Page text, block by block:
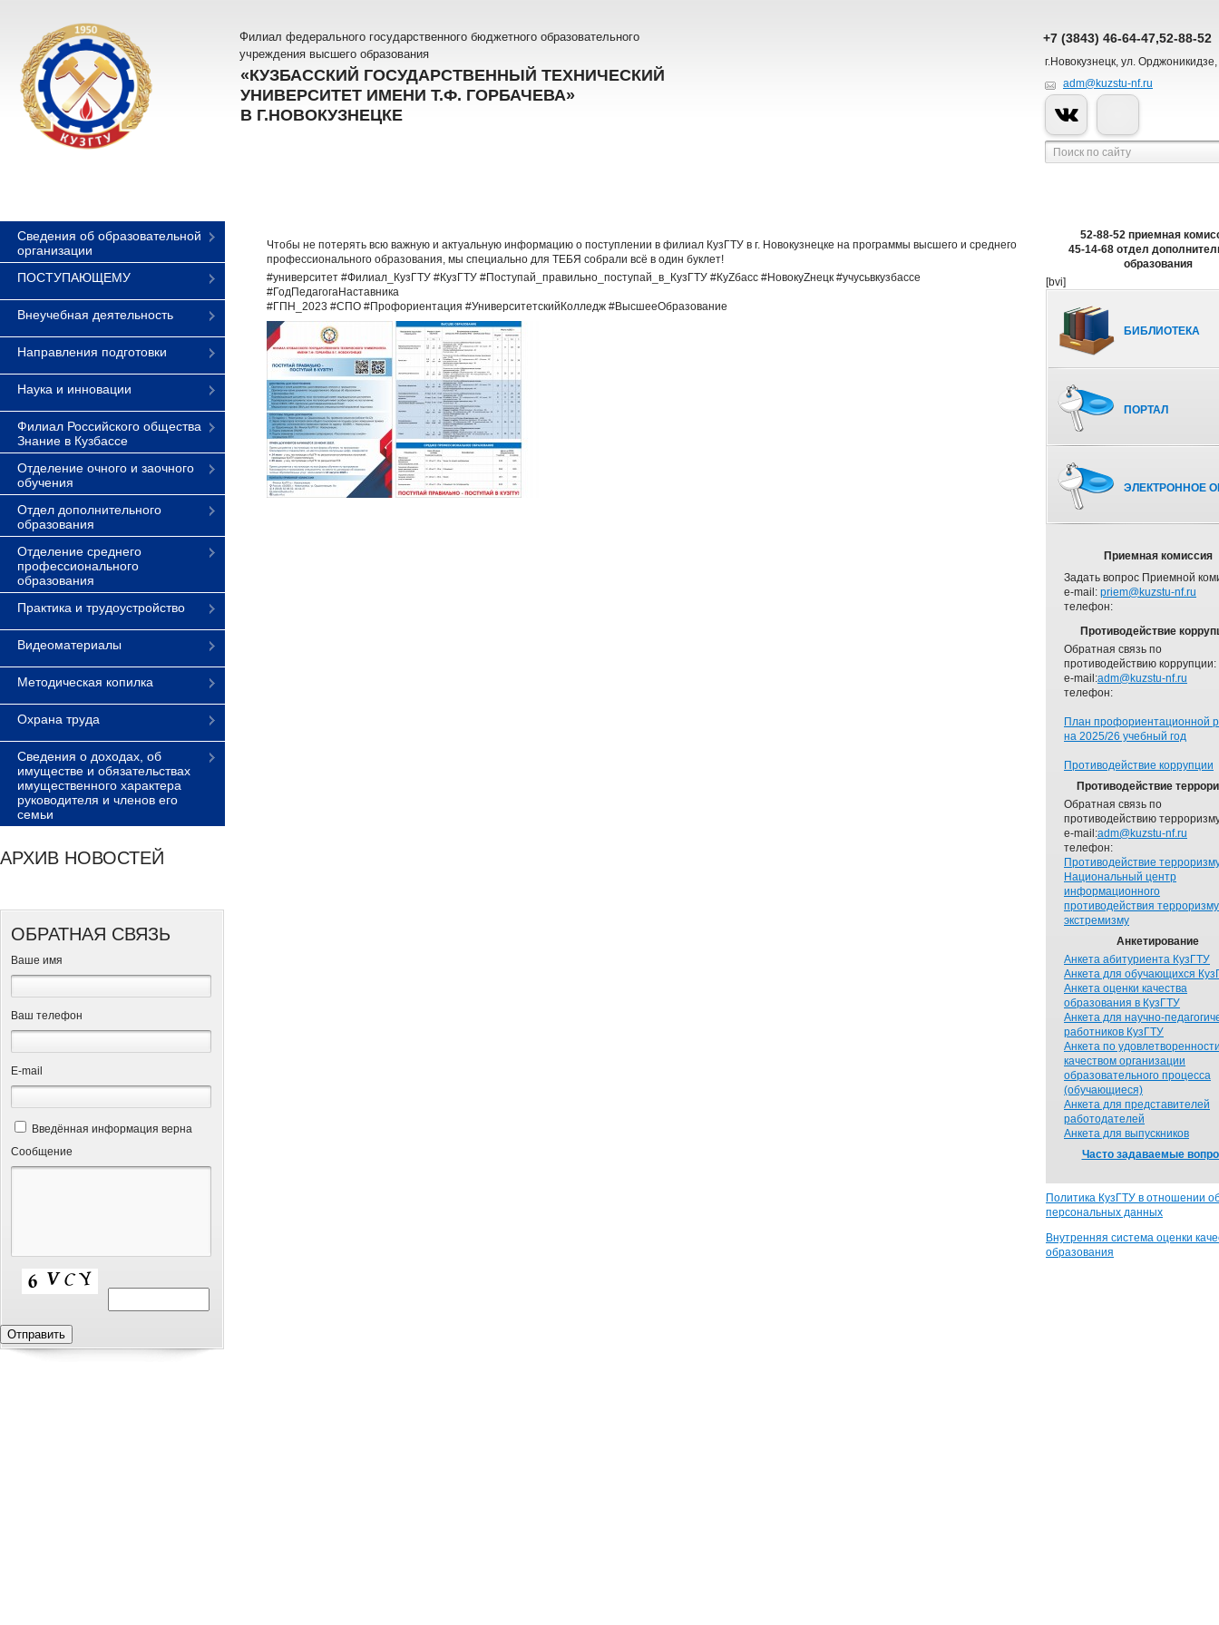
Филиал федерального государственного бюджетного образовательного
учреждения высшего образования
«КУЗБАССКИЙ ГОСУДАРСТВЕННЫЙ ТЕХНИЧЕСКИЙ
УНИВЕРСИТЕТ ИМЕНИ Т.Ф. ГОРБАЧЕВА»
В Г.НОВОКУЗНЕЦКЕ
+7 (3843) 46-64-47,52-88-52
г.Новокузнецк, ул.
adm@kuzstu-nf.ru
Сведения об образовательной
организации
ПОСТУПАЮЩЕМУ
Внеучебная деятельность
Направления подготовки
Наука и инновации
Филиал Российского общества
Знание в Кузбассе
Отделение очного и заочного
обучения
Отдел дополнительного
образования
Отделение среднего
профессионального
образования
Практика и трудоустройство
Видеоматериалы
Методическая копилка
Охрана труда
Сведения о доходах, об
имуществе и обязательствах
имущественного характера
руководителя и членов его
семьи
АРХИВ НОВОСТЕЙ
ОБРАТНАЯ СВЯЗЬ
Ваше имя
Ваш телефон
Е-mail
Введённая информация верна
Сообщение
Чтобы не потерять всю важную и актуальную информацию о поступлении в филиал КузГТУ в г. Новокузнецке на программы высшего и среднего
профессионального образования, мы специально для ТЕБЯ собрали всё в один буклет!
#университет #Филиал_КузГТУ #КузГТУ #Поступай_правильно_поступай_в_КузГТУ #КуZбасс #НовокуZнецк #учусьвкузбассе
#ГодПедагогаНаставника
#ГПН_2023 #СПО #Профориентация #УниверситетскийКолледж #ВысшееОбразование
52-88-52 приемная
45-14-68 отдел
образования
[bvi]
БИБЛИОТЕКА
ПОРТАЛ
ЭЛЕКТРОННОЕ
Приемная комиссия
Задать вопрос Приемной
e-mail: priem@kuzstu-nf.ru
телефон:
Противодействие
Обратная связь по
противодействию коррупции:
e-mail:adm@kuzstu-nf.ru
телефон:
План профориентационной
на 2025/26 учебный год
Противодействие коррупции
Противодействие
Обратная связь по
противодействию
e-mail:adm@kuzstu-nf.ru
телефон:
Противодействие
Национальный центр
информационного
противодействия
экстремизму
Анкетирование
Анкета абитуриента КузГТУ
Анкета для обучающихся
Анкета оценки качества
образования в КузГТУ
Анкета для научно-
работников КузГТУ
Анкета по
качеством организации
образовательного процесса
(обучающиеся)
Анкета для представителей
работодателей
Анкета для выпускников
Часто задаваемые
Политика КузГТУ в отношении
персональных данных
Внутренняя система оценки
образования